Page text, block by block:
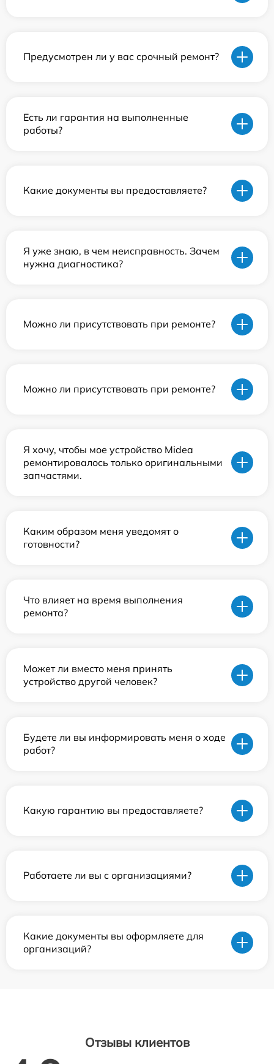
Предусмотрен ли у вас срочный ремонт?
Есть ли гарантия на выполненные
работы?
Какие документы вы предоставляете?
Я уже знаю, в чем неисправность. Зачем
нужна диагностика?
Можно ли присутствовать при ремонте?
Можно ли присутствовать при ремонте?
Я хочу, чтобы мое устройство Midea
ремонтировалось только оригинальными
запчастями.
Каким образом меня уведомят о
готовности?
Что влияет на время выполнения
ремонта?
Может ли вместо меня принять
устройство другой человек?
Будете ли вы информировать меня о ходе
работ?
Какую гарантию вы предоставляете?
Работаете ли вы с организациями?
Какие документы вы оформляете для
организаций?
Отзывы клиентов